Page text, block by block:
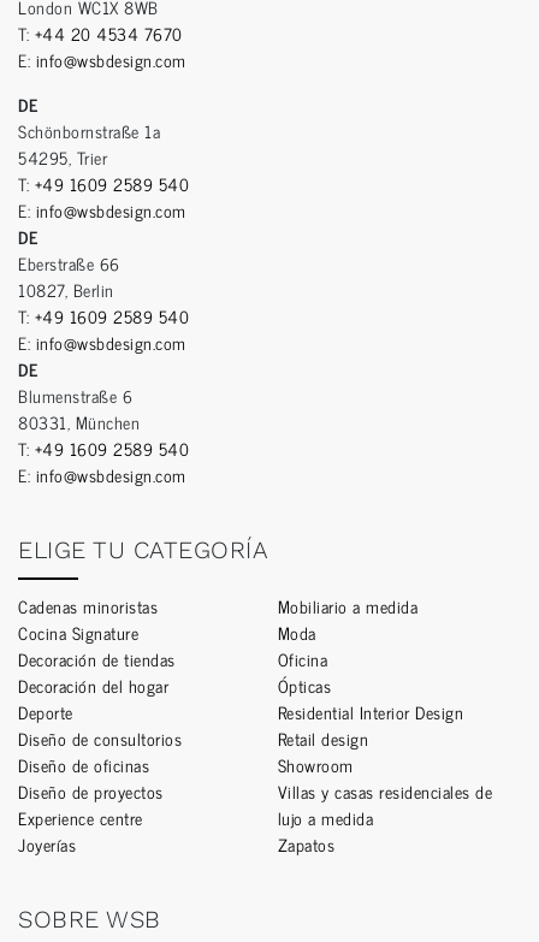
London WC1X 8WB
T: +44 20 4534 7670
E: info@wsbdesign.com
DE
Schönbornstraße 1a
54295, Trier
T: +49 1609 2589 540
E: info@wsbdesign.com
DE
Eberstraße 66
10827, Berlin
T: +49 1609 2589 540
E: info@wsbdesign.com
DE
Blumenstraße 6
80331, München
T: +49 1609 2589 540
E: info@wsbdesign.com
ELIGE TU CATEGORÍA
Cadenas minoristas
Cocina Signature
Decoración de tiendas
Decoración del hogar
Deporte
Diseño de consultorios
Diseño de oficinas
Diseño de proyectos
Experience centre
Joyerías
Mobiliario a medida
Moda
Oficina
Ópticas
Residential Interior Design
Retail design
Showroom
Villas y casas residenciales de
lujo a medida
Zapatos
SOBRE WSB